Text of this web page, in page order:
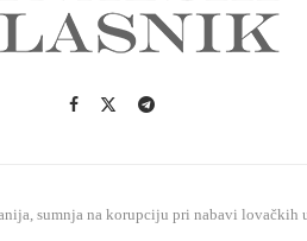
sumnja na korupciju pri nabavi lovačkih